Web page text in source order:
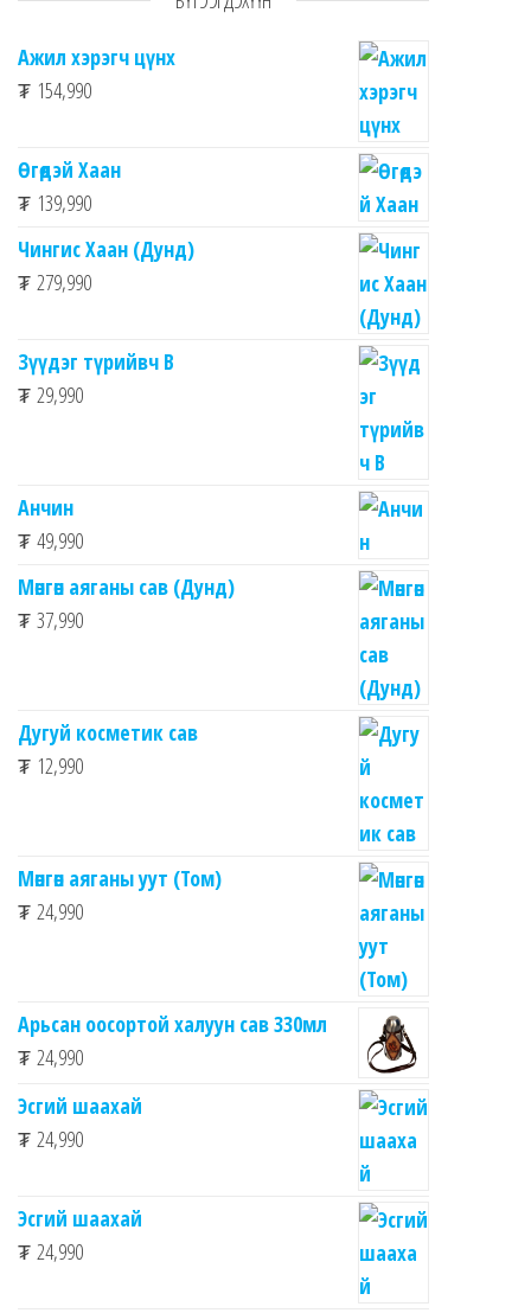
Ажил хэрэгч цүнх
₮ 154,990
Өгөдэй Хаан
₮ 139,990
Чингис Хаан (Дунд)
₮ 279,990
Зүүдэг түрийвч B
₮ 29,990
Анчин
₮ 49,990
Мөнгөн аяганы сав (Дунд)
₮ 37,990
Дугуй косметик сав
₮ 12,990
Мөнгөн аяганы уут (Том)
₮ 24,990
Арьсан оосортой халуун сав 330мл
₮ 24,990
Эсгий шаахай
₮ 24,990
Эсгий шаахай
₮ 24,990